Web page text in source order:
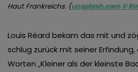
Haut Frankreichs. (unsplash.com ©
Louis Réard bekam das mit und
schlug zurück mit seiner
Worten „Kleiner als der kleinste